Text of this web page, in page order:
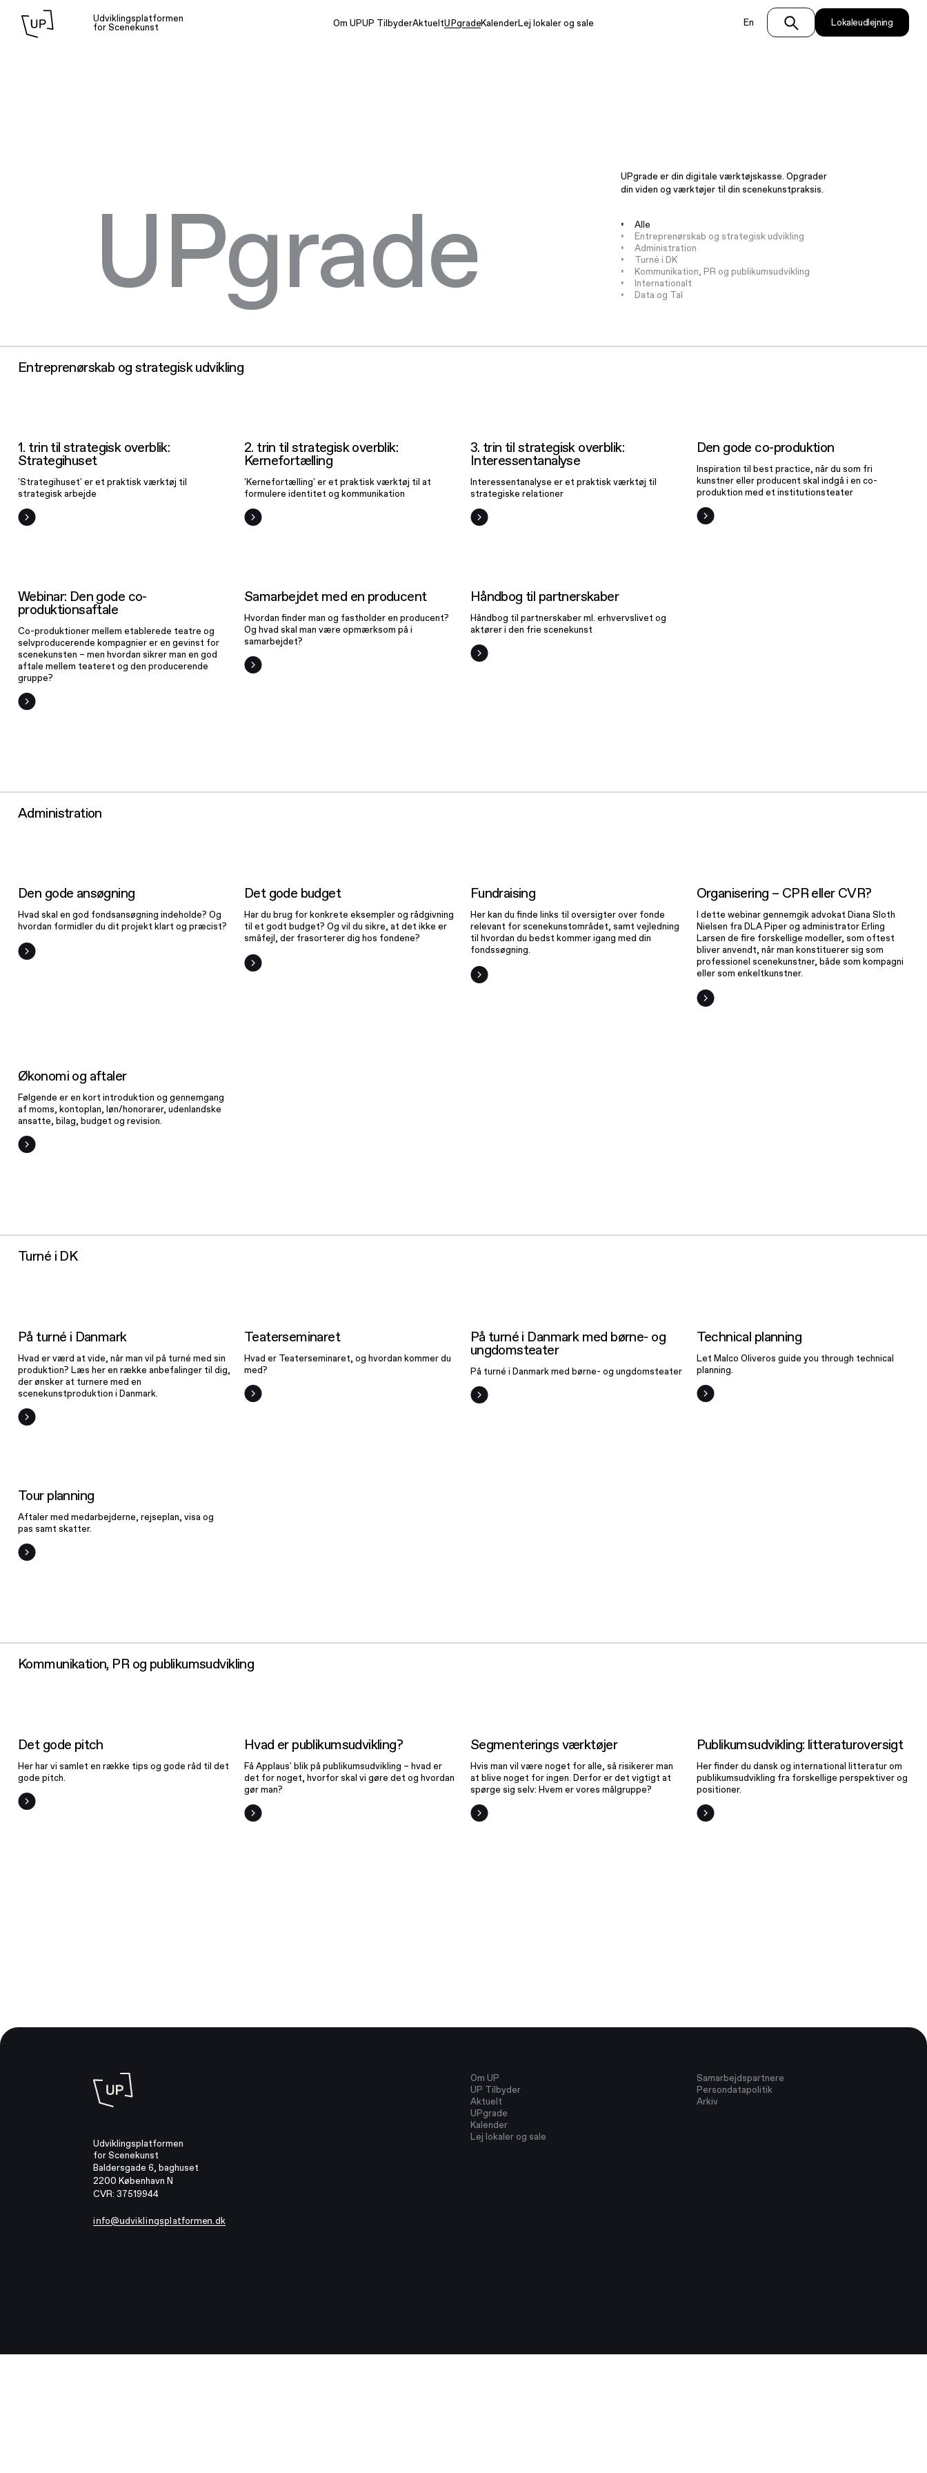
Udviklingsplatformen
for Scenekunst Om UPUP TilbyderAktueltUPgradeKalenderLej lokaler og sale En Lokaleudlejning
UPgrade
UPgrade er din digitale værktøjskasse. Opgrader
din viden og værktøjer til din scenekunstpraksis.
Alle
Entreprenørskab og strategisk udvikling
Administration
Turné i DK
Kommunikation, PR og publikumsudvikling
Internationalt
Data og Tal
Entreprenørskab og strategisk udvikling
overblik:
Strategihuset
1. trin til strategisk overblik:
Strategihuset
'Strategihuset' er et praktisk værktøj til
strategisk arbejde
overblik:
Kernefortælling
2. trin til strategisk overblik:
Kernefortælling
'Kernefortælling' er et praktisk værktøj til at
formulere identitet og kommunikation
Interessentanalyse
3. trin til strategisk overblik:
Interessentanalyse
Interessentanalyse er et praktisk værktøj til
strategiske relationer
produktion
Den gode co-produktion
Inspiration til best practice, når du som fri
kunstner eller producent skal indgå i en co-
produktion med et institutionsteater
produktionsaftale
Webinar: Den gode co-
produktionsaftale
Co-produktioner mellem etablerede teatre og
selvproducerende kompagnier er en gevinst for
scenekunsten – men hvordan sikrer man en god
aftale mellem teateret og den producerende
gruppe?
producent
Samarbejdet med en producent
Hvordan finder man og fastholder en producent?
Og hvad skal man være opmærksom på i
samarbejdet?
partnerskaber
Håndbog til partnerskaber
Håndbog til partnerskaber ml. erhvervslivet og
aktører i den frie scenekunst
Administration
ansøgning
Den gode ansøgning
Hvad skal en god fondsansøgning indeholde? Og
hvordan formidler du dit projekt klart og præcist?
budget
Det gode budget
Har du brug for konkrete eksempler og rådgivning
til et godt budget? Og vil du sikre, at det ikke er
småfejl, der frasorterer dig hos fondene?
Fundraising
Her kan du finde links til oversigter over fonde
relevant for scenekunstområdet, samt vejledning
til hvordan du bedst kommer igang med din
fondssøgning.
CVR?
Organisering – CPR eller CVR?
I dette webinar gennemgik advokat Diana Sloth
Nielsen fra DLA Piper og administrator Erling
Larsen de fire forskellige modeller, som oftest
bliver anvendt, når man konstituerer sig som
professionel scenekunstner, både som kompagni
eller som enkeltkunstner.
og aftaler
Økonomi og aftaler
Følgende er en kort introduktion og gennemgang
af moms, kontoplan, løn/honorarer, udenlandske
ansatte, bilag, budget og revision.
Turné i DK
Danmark
På turné i Danmark
Hvad er værd at vide, når man vil på turné med sin
produktion? Læs her en række anbefalinger til dig,
der ønsker at turnere med en
scenekunstproduktion i Danmark.
Teaterseminaret
Hvad er Teaterseminaret, og hvordan kommer du
med?
børne- og
ungdomsteater
På turné i Danmark med børne- og
ungdomsteater
På turné i Danmark med børne- og ungdomsteater
planning
Technical planning
Let Malco Oliveros guide you through technical
planning.
planning
Tour planning
Aftaler med medarbejderne, rejseplan, visa og
pas samt skatter.
Kommunikation, PR og publikumsudvikling
pitch
Det gode pitch
Her har vi samlet en række tips og gode råd til det
gode pitch.
publikumsudvikling?
Hvad er publikumsudvikling?
Få Applaus' blik på publikumsudvikling – hvad er
det for noget, hvorfor skal vi gøre det og hvordan
gør man?
værktøjer
Segmenterings værktøjer
Hvis man vil være noget for alle, så risikerer man
at blive noget for ingen. Derfor er det vigtigt at
spørge sig selv: Hvem er vores målgruppe?
litteraturoversigt
Publikumsudvikling: litteraturoversigt
Her finder du dansk og international litteratur om
publikumsudvikling fra forskellige perspektiver og
positioner.
Udviklingsplatformen
for Scenekunst
Baldersgade 6, baghuset
2200 København N
CVR: 37519944
info@udviklingsplatformen.dk
Om UP
UP Tilbyder
Aktuelt
UPgrade
Kalender
Lej lokaler og sale
Samarbejdspartnere
Persondatapolitik
Arkiv